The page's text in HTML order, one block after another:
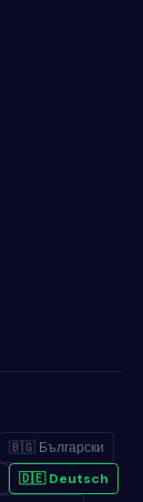
🇧🇬 Български
🇩🇪 Deutsch